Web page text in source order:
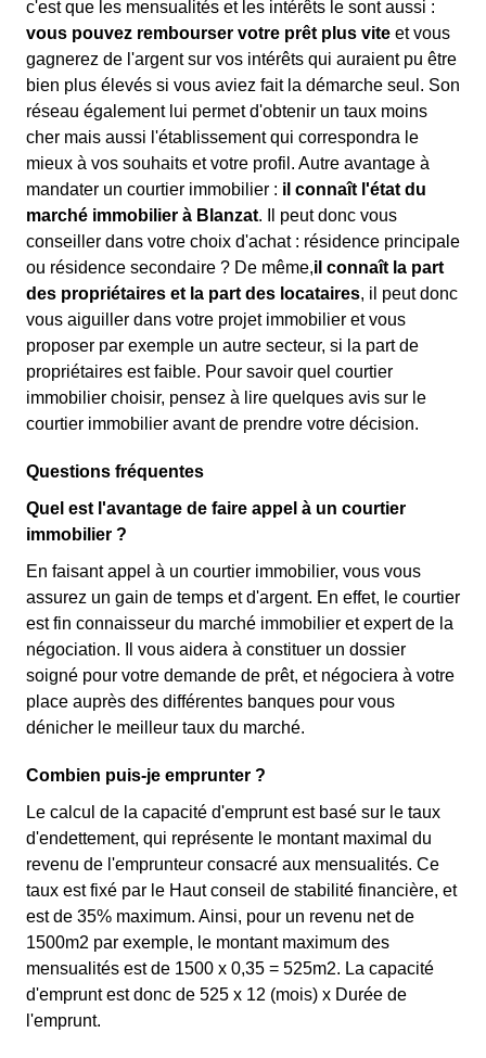
c'est que les mensualités et les intérêts le sont aussi :
vous pouvez rembourser votre prêt plus vite et vous
gagnerez de l'argent sur vos intérêts qui auraient pu être
bien plus élevés si vous aviez fait la démarche seul. Son
réseau également lui permet d'obtenir un taux moins
cher mais aussi l'établissement qui correspondra le
mieux à vos souhaits et votre profil. Autre avantage à
mandater un courtier immobilier : il connaît l'état du
marché immobilier à Blanzat. Il peut donc vous
conseiller dans votre choix d'achat : résidence principale
ou résidence secondaire ? De même,il connaît la part
des propriétaires et la part des locataires, il peut donc
vous aiguiller dans votre projet immobilier et vous
proposer par exemple un autre secteur, si la part de
propriétaires est faible. Pour savoir quel courtier
immobilier choisir, pensez à lire quelques avis sur le
courtier immobilier avant de prendre votre décision.
Questions fréquentes
Quel est l'avantage de faire appel à un courtier
immobilier ?
En faisant appel à un courtier immobilier, vous vous
assurez un gain de temps et d'argent. En effet, le courtier
est fin connaisseur du marché immobilier et expert de la
négociation. Il vous aidera à constituer un dossier
soigné pour votre demande de prêt, et négociera à votre
place auprès des différentes banques pour vous
dénicher le meilleur taux du marché.
Combien puis-je emprunter ?
Le calcul de la capacité d'emprunt est basé sur le taux
d'endettement, qui représente le montant maximal du
revenu de l'emprunteur consacré aux mensualités. Ce
taux est fixé par le Haut conseil de stabilité financière, et
est de 35% maximum. Ainsi, pour un revenu net de
1500m2 par exemple, le montant maximum des
mensualités est de 1500 x 0,35 = 525m2. La capacité
d'emprunt est donc de 525 x 12 (mois) x Durée de
l'emprunt.